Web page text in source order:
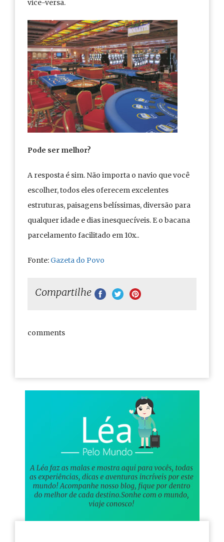
vice-versa.
Pode ser melhor?
A resposta é sim. Não importa o navio que você
escolher, todos eles oferecem excelentes
estruturas, paisagens belíssimas, diversão para
qualquer idade e dias inesquecíveis. E o bacana
parcelamento facilitado em 10x..
Fonte: Gazeta do Povo
Compartilhe
comments